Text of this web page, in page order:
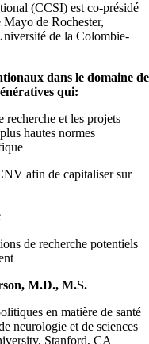
(CCSI) est co-présidé
de Rochester,
de la Colombie-
dans le domaine de
qui:
recherche et les projets
hautes normes
afin de capitaliser sur
de recherche potentiels
M.D., M.S.
en matière de santé
neurologie et de sciences
Stanford, CA